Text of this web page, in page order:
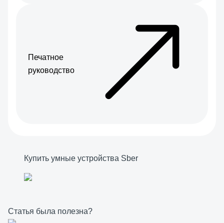
Печатное
руководство
Купить умные устройства Sber
Статья была полезна?